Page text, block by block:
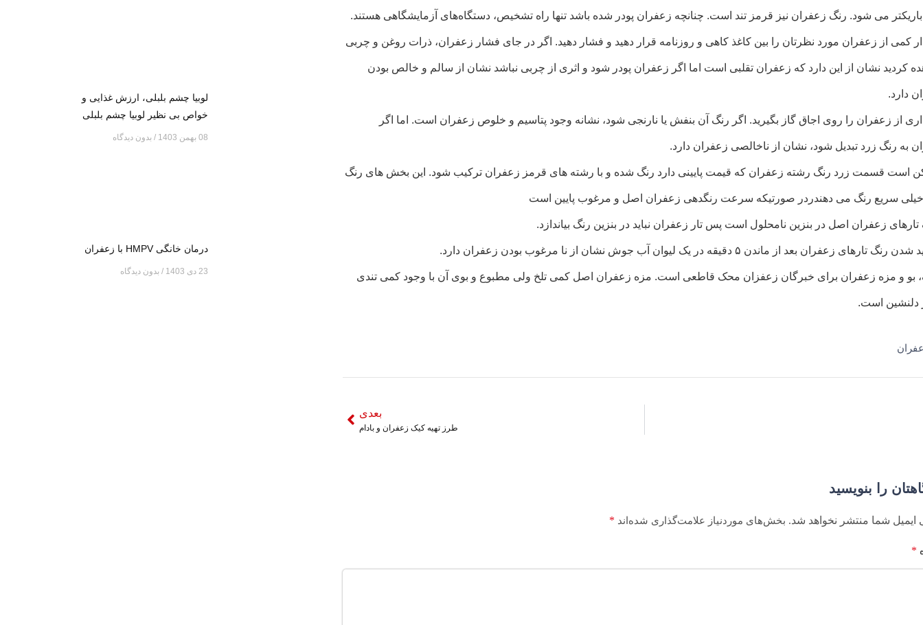
باریکتر می شود. رنگ زعفران نیز قرمز تند است. چنانچه زعفران پودر شده باشد تنها راه تشخیص، دستگاه‌های آزمایشگاهی هستند.
کمی از زعفران مورد نظرتان را بین کاغذ کاهی و روزنامه قرار دهید و فشار دهید. اگر در جای فشار زعفران، ذرات روغن و چربی
کردید نشان از این دارد که زعفران تقلبی است اما اگر زعفران پودر شود و اثری از چربی نباشد نشان از سالم و خالص بودن
دارد.
از زعفران را روی اجاق گاز بگیرید. اگر رنگ آن بنفش یا نارنجی شود، نشانه وجود پتاسیم و خلوص زعفران است. اما اگر
به رنگ زرد تبدیل شود، نشان از ناخالصی زعفران دارد.
است قسمت زرد رنگ رشته زعفران که قیمت پایینی دارد رنگ شده و با رشته های قرمز زعفران ترکیب شود. این بخش های رنگ
سریع رنگ می دهندردر صورتیکه سرعت رنگدهی زعفران اصل و مرغوب پایین است
تارهای زعفران اصل در بنزین نامحلول است پس تار زعفران نباید در بنزین رنگ بیاندازد.
تارهای زعفران بعد از ماندن ۵ دقیقه در یک لیوان آب جوش نشان از نا مرغوب بودن زعفران دارد.
بو و مزه زعفران برای خبرگان زعفزان محک قاطعی است. مزه زعفران اصل کمی تلخ ولی مطبوع و بوی آن با وجود کمی تندی
دلنشین است.
بعدی
طرز تهیه کیک زعفران و بادام
را بنویسید
ایمیل شما منتشر نخواهد شد. بخش‌های موردنیاز علامت‌گذاری شده‌اند *
*
لوبیا چشم بلبلی، ارزش غذایی و
خواص بی نظیر لوبیا چشم بلبلی
08 بهمن 1403 بدون دیدگاه
درمان خانگی HMPV با زعفران
23 دی 1403 بدون دیدگاه